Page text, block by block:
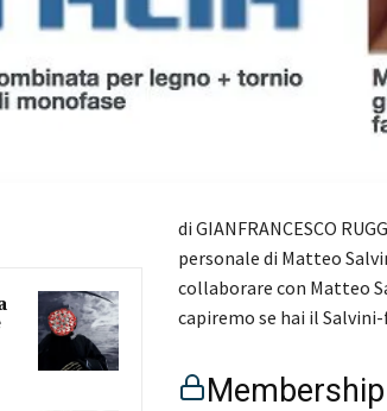
di GIANFRANCESCO
personale di Matteo
collaborare con Matteo
capiremo se hai il